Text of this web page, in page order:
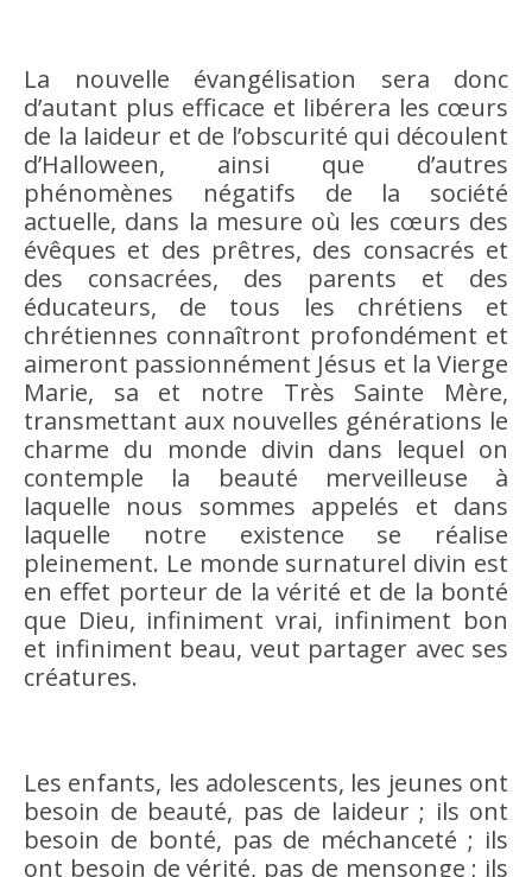
La nouvelle évangélisation sera donc
d’autant plus efficace et libérera les cœurs
de la laideur et de l’obscurité qui découlent
d’Halloween, ainsi que d’autres
phénomènes négatifs de la société
actuelle, dans la mesure où les cœurs des
évêques et des prêtres, des consacrés et
des consacrées, des parents et des
éducateurs, de tous les chrétiens et
chrétiennes connaîtront profondément et
aimeront passionnément Jésus et la Vierge
Marie, sa et notre Très Sainte Mère,
transmettant aux nouvelles générations le
charme du monde divin dans lequel on
contemple la beauté merveilleuse à
laquelle nous sommes appelés et dans
laquelle notre existence se réalise
pleinement. Le monde surnaturel divin est
en effet porteur de la vérité et de la bonté
que Dieu, infiniment vrai, infiniment bon
et infiniment beau, veut partager avec ses
créatures.
Les enfants, les adolescents, les jeunes ont
besoin de beauté, pas de laideur ; ils ont
besoin de bonté, pas de méchanceté ; ils
ont besoin de vérité, pas de mensonge ; ils